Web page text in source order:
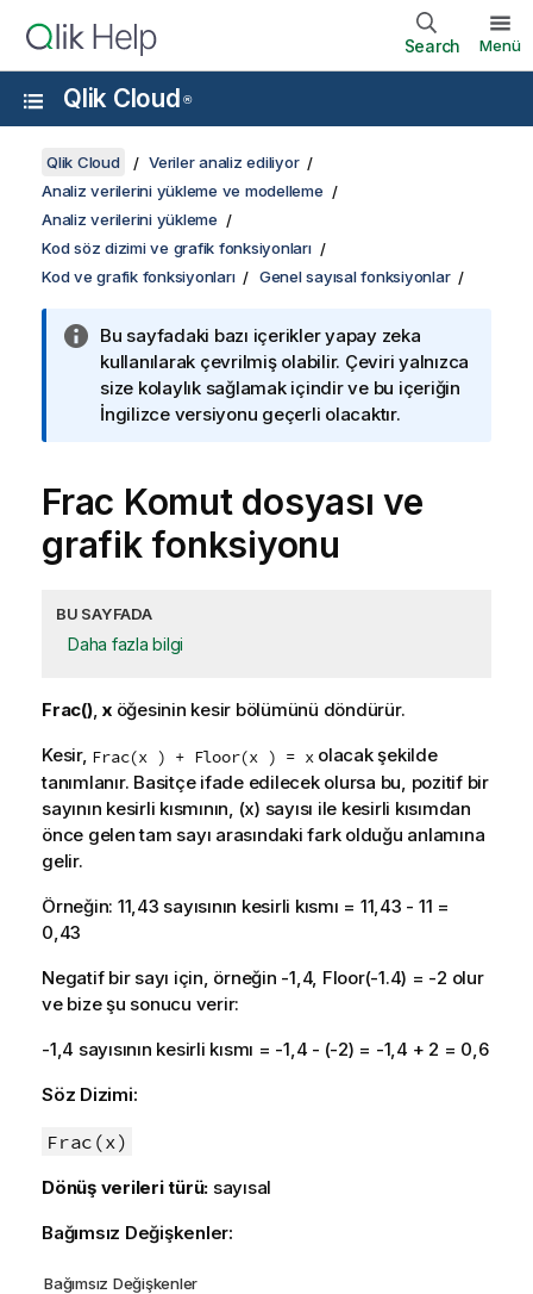
Search Menü
Qlik Cloud ®
Qlik Cloud
Veriler analiz ediliyor
Analiz verilerini yükleme ve modelleme
Analiz verilerini yükleme
Kod söz dizimi ve grafik fonksiyonları
Kod ve grafik fonksiyonları
Genel sayısal fonksiyonlar
Bu sayfadaki bazı içerikler yapay zeka
kullanılarak çevrilmiş olabilir. Çeviri yalnızca
size kolaylık sağlamak içindir ve bu içeriğin
İngilizce versiyonu geçerli olacaktır.
Frac Komut dosyası ve
grafik fonksiyonu
BU SAYFADA
Daha fazla bilgi
Frac(), xöğesinin kesir bölümünü döndürür.
Kesir, Frac(x ) + Floor(x ) = x olacak şekilde
tanımlanır. Basitçe ifade edilecek olursa bu, pozitif bir
sayının kesirli kısmının, (x) sayısı ile kesirli kısımdan
önce gelen tam sayı arasındaki fark olduğu anlamına
gelir.
Örneğin: 11,43 sayısının kesirli kısmı = 11,43 - 11 =
0,43
Negatif bir sayı için, örneğin -1,4, Floor(-1.4) = -2 olur
ve bize şu sonucu verir:
-1,4 sayısının kesirli kısmı = -1,4 - (-2) = -1,4 + 2 = 0,6
Söz Dizimi:
Frac(x)
Dönüş verileri türü: sayısal
Bağımsız Değişkenler:
Bağımsız Değişkenler